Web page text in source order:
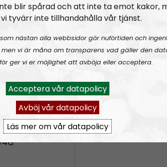
and Chat
blir spårad och att inte ta emot kakor,
tyvärr inte tillhandahålla vår tjänst.
nästan alla webbsidor gör nuförtiden och
vi är måna om transparens vad gäller den
ger vi er möjlighet att avböja eller acceptera.
Acceptera vår datapolicy
Avböj vår datapolicy
Läs mer om vår datapolicy